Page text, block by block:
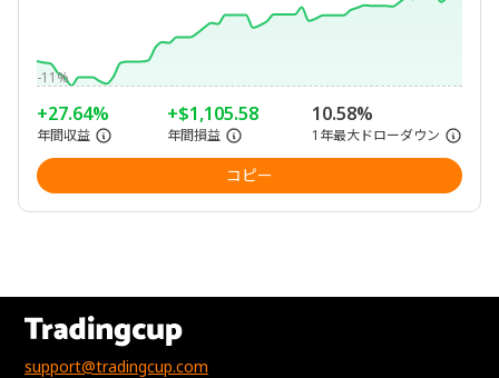
-11%
+27.64%
年間収益
+$1,105.58
年間損益
10.58%
1年最大ドローダウン
コピー
support@tradingcup.com